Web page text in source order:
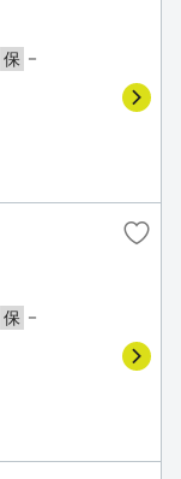
保 －
保 －